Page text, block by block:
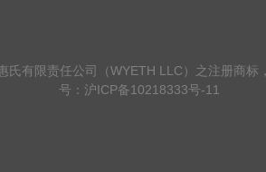
氏有限责任公司（WYETH LLC）之注册商标
号：沪ICP备10218333号-11